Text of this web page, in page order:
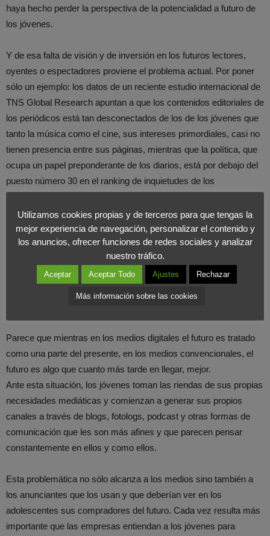
haya hecho perder la perspectiva de la potencialidad a futuro de
los jóvenes.
Y de esa falta de visión y de inversión en los futuros lectores,
oyentes o espectadores proviene el problema actual. Por poner
sólo un ejemplo: los datos de un reciente estudio internacional de
TNS Global Research apuntan a que los contenidos editoriales de
los periódicos está tan desconectados de los de los jóvenes que
tanto la música como el cine, sus intereses primordiales, casi no
tienen presencia entre sus páginas, mientras que la política, que
ocupa un papel preponderante de los diarios, está por debajo del
puesto número 30 en el ranking de inquietudes de los
adolescentes.
Puede que alguien piense que los mass media se deban en
primer lugar a los intereses de su audiencia actual, que es de la
que viven en el presente, pero el hecho es que los medios
tradicionales se encuentran ahora con que los Matthew Robson
de hoy son los que decidirán hacia donde va el mundo dentro de
Parece que mientras en los medios digitales el futuro es tratado
como una parte del presente, en los medios convencionales, el
futuro es algo que cuanto más tarde en llegar, mejor.
Ante esta situación, los jóvenes toman las riendas de sus propias
necesidades mediáticas y comienzan a generar sus propios
canales a través de blogs, fotologs, podcast y otras formas de
comunicación que les son más afines y que parecen pensar
constantemente en ellos y como ellos.
Esta problemática no sólo alcanza a los medios sino también a
los anunciantes que los usan y que deberían ver en los
adolescentes sus compradores del futuro. Cada vez resulta más
importante que las empresas entiendan a los jóvenes para
Utilizamos cookies propias y de terceros para que tengas la
mejor experiencia de navegación, personalizar el contenido y
los anuncios, ofrecer funciones de redes sociales y analizar
nuestro tráfico.
Aceptar Aceptar Todo Ajustes Rechazar
Más información sobre las cookies